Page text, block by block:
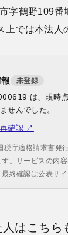
字鶴野109番
上では本法人
未登録
は、現時
せんでした。
確認 ↗
庁適格請求書発
。サービスの内
終確認は公表サイ
はこちら